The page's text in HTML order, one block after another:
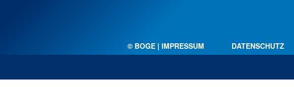
© BOGE | IMPRESSUM DATENSCHUTZ